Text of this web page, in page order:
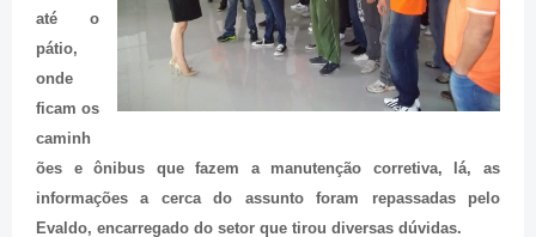
até o
pátio,
onde
ficam os
caminh
ões e ônibus que fazem a manutenção corretiva, lá, as
informações a cerca do assunto foram repassadas pelo
Evaldo, encarregado do setor que tirou diversas dúvidas.